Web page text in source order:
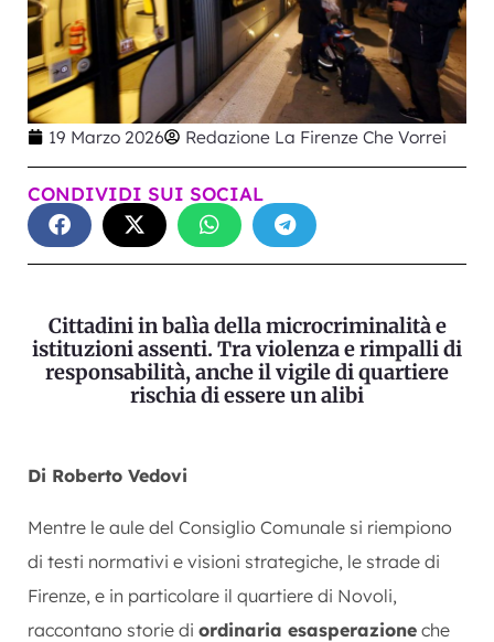
19 Marzo 2026 Redazione La Firenze Che Vorrei
CONDIVIDI SUI SOCIAL
Cittadini in balìa della microcriminalità e
istituzioni assenti. Tra violenza e rimpalli di
responsabilità, anche il vigile di quartiere
rischia di essere un alibi
Di Roberto Vedovi
Mentre le aule del Consiglio Comunale si riempiono
di testi normativi e visioni strategiche, le strade di
Firenze, e in particolare il quartiere di Novoli,
raccontano storie di ordinaria esasperazione che